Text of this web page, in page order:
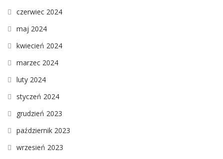
czerwiec 2024
maj 2024
kwiecień 2024
marzec 2024
luty 2024
styczeń 2024
grudzień 2023
październik 2023
wrzesień 2023